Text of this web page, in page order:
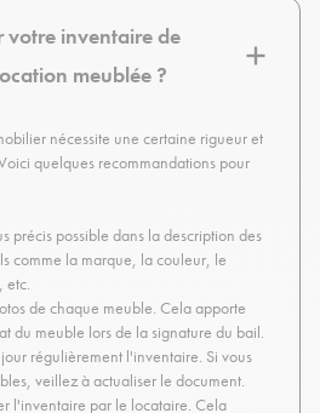
votre inventaire de
meublée ?
nécessite une certaine rigueur et
quelques recommandations pour
précis possible dans la description des
comme la marque, la couleur, le
etc.
de chaque meuble. Cela apporte
du meuble lors de la signature du bail.
régulièrement l'inventaire. Si vous
veillez à actualiser le document.
l'inventaire par le locataire. Cela